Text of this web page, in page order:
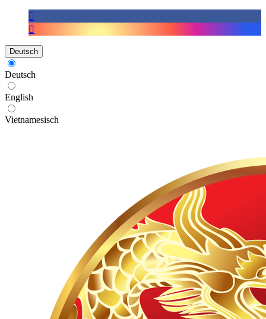
Deutsch
Deutsch
English
Vietnamesisch